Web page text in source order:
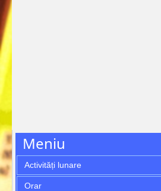
Meniu
Activități lunare
Orar